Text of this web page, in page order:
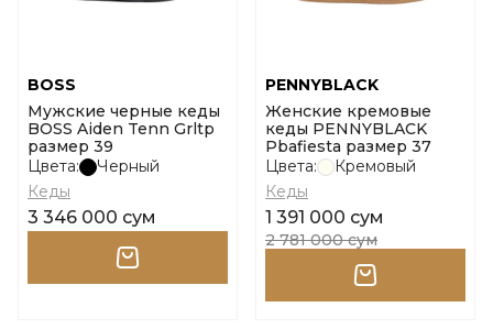
BOSS
Мужские черные кеды
BOSS Aiden Tenn Grltp
размер 39
Цвета:
Черный
Кеды
3 346 000 сум
PENNYBLACK
Женские кремовые
кеды PENNYBLACK
Pbafiesta размер 37
Цвета:
Кремовый
Кеды
1 391 000 сум
2 781 000 сум